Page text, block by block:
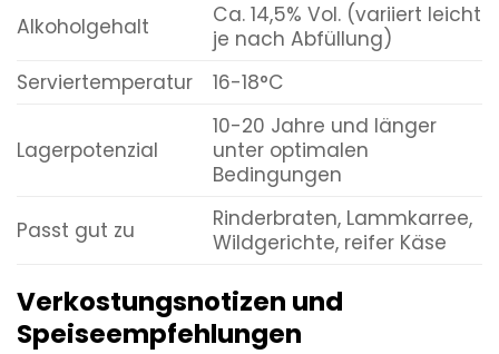
Alkoholgehalt
Ca. 14,5% Vol. (variiert leicht
je nach Abfüllung)
Serviertemperatur
16-18°C
Lagerpotenzial
10-20 Jahre und länger
unter optimalen
Bedingungen
Passt gut zu
Rinderbraten, Lammkarree,
Wildgerichte, reifer Käse
Verkostungsnotizen und
Speiseempfehlungen